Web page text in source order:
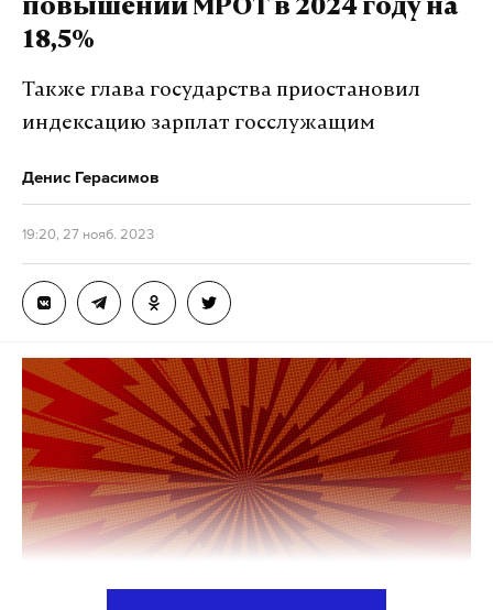
повышении МРОТ в 2024 году на
18,5%
Также глава государства приостановил
индексацию зарплат госслужащим
Денис Герасимов
19:20, 27 нояб. 2023